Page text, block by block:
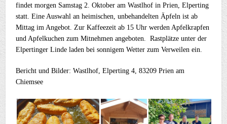
findet morgen Samstag 2. Oktober am Wastlhof in Prien, Elperting
statt. Eine Auswahl an heimischen, unbehandelten Äpfeln ist ab
Mittag im Angebot. Zur Kaffeezeit ab 15 Uhr werden Apfelkrapfen
und Apfelkuchen zum Mitnehmen angeboten. Rastplätze unter der
Elpertinger Linde laden bei sonnigem Wetter zum Verweilen ein.
Bericht und Bilder: Wastlhof, Elperting 4, 83209 Prien am
Chiemsee